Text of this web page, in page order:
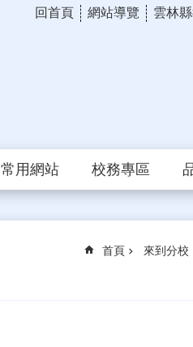
回首頁 網站導覽 雲林
常用網站 校務專區
首頁 來到分校